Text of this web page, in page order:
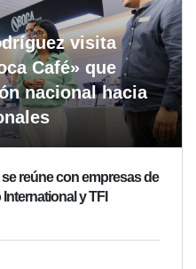
visita
Café» que
nacional hacia
reúne con empresas de
y TFI